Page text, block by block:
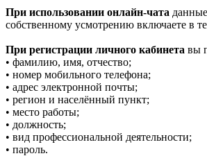
При использовании онлайн-чата
собственному усмотрению включаете в
При регистрации личного кабинета вы
• фамилию, имя, отчество;
• номер мобильного телефона;
• адрес электронной почты;
• регион и населённый пункт;
• место работы;
• должность;
• вид профессиональной деятельности;
• пароль.